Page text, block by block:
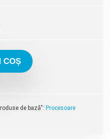
COȘ
de bază": Procesoare